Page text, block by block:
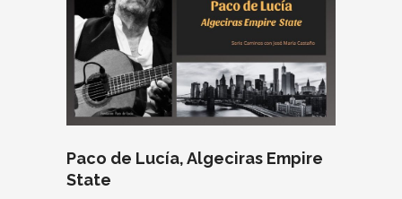
Paco de Lucía, Algeciras Empire
State